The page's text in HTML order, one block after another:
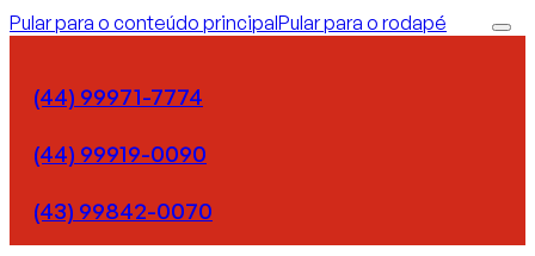
Pular para o conteúdo principalPular para o rodapé
(44) 99971-7774
(44) 99919-0090
(43) 99842-0070